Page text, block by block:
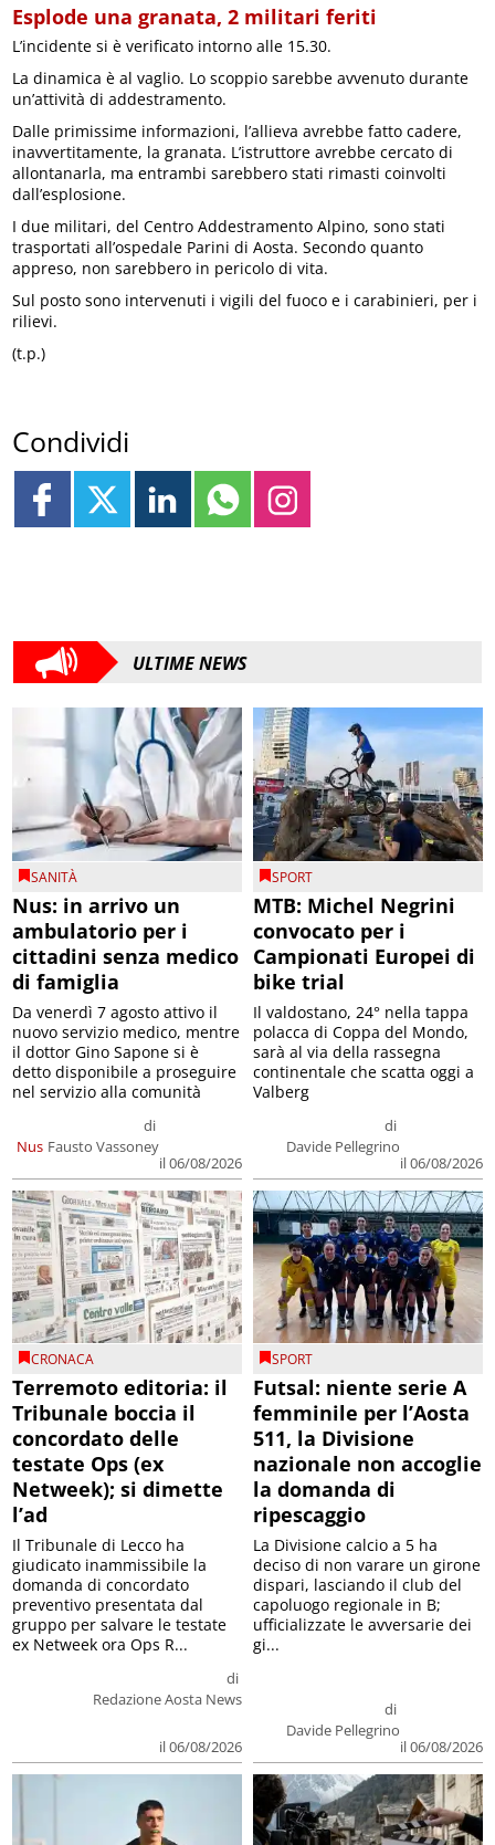
Esplode una granata, 2 militari feriti
L’incidente si è verificato intorno alle 15.30.
La dinamica è al vaglio. Lo scoppio sarebbe avvenuto durante
un’attività di addestramento.
Dalle primissime informazioni, l’allieva avrebbe fatto cadere,
inavvertitamente, la granata. L’istruttore avrebbe cercato di
allontanarla, ma entrambi sarebbero stati rimasti coinvolti
dall’esplosione.
I due militari, del Centro Addestramento Alpino, sono stati
trasportati all’ospedale Parini di Aosta. Secondo quanto
appreso, non sarebbero in pericolo di vita.
Sul posto sono intervenuti i vigili del fuoco e i carabinieri, per i
rilievi.
(t.p.)
Condividi
ULTIME NEWS
SANITÀ
Nus: in arrivo un
ambulatorio per i
cittadini senza medico
di famiglia
Nus
di
Fausto Vassoney
il 06/08/2026
Da venerdì 7 agosto attivo il
nuovo servizio medico, mentre
il dottor Gino Sapone si è
detto disponibile a proseguire
nel servizio alla comunità
SPORT
MTB: Michel Negrini
convocato per i
Campionati Europei di
bike trial
di
Davide Pellegrino
il 06/08/2026
Il valdostano, 24° nella tappa
polacca di Coppa del Mondo,
sarà al via della rassegna
continentale che scatta oggi a
Valberg
CRONACA
Terremoto editoria: il
Tribunale boccia il
concordato delle
testate Ops (ex
Netweek); si dimette
l’ad
di
Redazione Aosta News
il 06/08/2026
Il Tribunale di Lecco ha
giudicato inammissibile la
domanda di concordato
preventivo presentata dal
gruppo per salvare le testate
ex Netweek ora Ops R...
SPORT
Futsal: niente serie A
femminile per l’Aosta
511, la Divisione
nazionale non accoglie
la domanda di
ripescaggio
di
Davide Pellegrino
il 06/08/2026
La Divisione calcio a 5 ha
deciso di non varare un girone
dispari, lasciando il club del
capoluogo regionale in B;
ufficializzate le avversarie dei
gi...